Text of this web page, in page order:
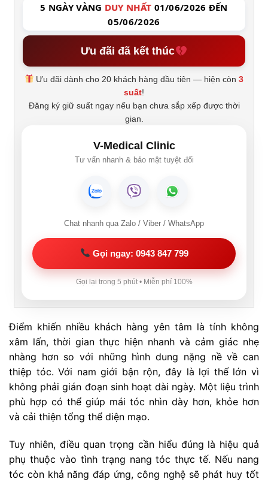
5 NGÀY VÀNG DUY NHẤT 01/06/2026 ĐẾN
05/06/2026
Ưu đãi đã kết thúc
Ưu đãi dành cho 20 khách hàng đầu tiên — hiện còn3
suất!
Đăng ký giữ suất ngay nếu bạn chưa sắp xếp được thời
gian.
V-Medical Clinic
Tư vấn nhanh & bảo mật tuyệt đối
Chat nhanh qua Zalo / Viber / WhatsApp
Gọi ngay: 0943 847 799
Gọi lại trong 5 phút • Miễn phí 100%
Điểm khiến nhiều khách hàng yên tâm là tính không
xâm lấn, thời gian thực hiện nhanh và cảm giác nhẹ
nhàng hơn so với những hình dung nặng nề về can
thiệp tóc. Với nam giới bận rộn, đây là lợi thế lớn vì
không phải gián đoạn sinh hoạt dài ngày. Một liệu trình
phù hợp có thể giúp mái tóc nhìn dày hơn, khỏe hơn
và cải thiện tổng thể diện mạo.
Tuy nhiên, điều quan trọng cần hiểu đúng là hiệu quả
phụ thuộc vào tình trạng nang tóc thực tế. Nếu nang
tóc còn khả năng đáp ứng, công nghệ sẽ phát huy tốt